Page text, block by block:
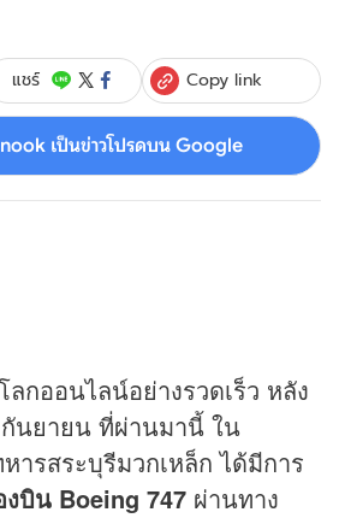
แชร์ Copy link
เป็นข่าวโปรดบน Google
ลกออนไลน์อย่างรวดเร็ว หลัง
นยายน ที่ผ่านมานี้ ใน
ารสระบุรีมวกเหล็ก ได้มีการ
บิน Boeing 747 ผ่านทาง